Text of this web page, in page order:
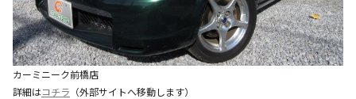
カーミニーク前橋店
詳細はコチラ （外部サイトへ移動します）